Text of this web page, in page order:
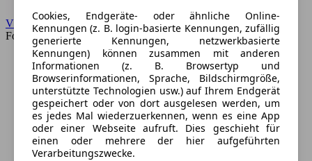
VW
Forum
Cookies, Endgeräte- oder ähnliche Online-
Kennungen (z. B. login-basierte Kennungen, zufällig
generierte Kennungen, netzwerkbasierte
Kennungen) können zusammen mit anderen
Informationen (z. B. Browsertyp und
Browserinformationen, Sprache, Bildschirmgröße,
unterstützte Technologien usw.) auf Ihrem Endgerät
gespeichert oder von dort ausgelesen werden, um
es jedes Mal wiederzuerkennen, wenn es eine App
oder einer Webseite aufruft. Dies geschieht für
einen oder mehrere der hier aufgeführten
Verarbeitungszwecke.